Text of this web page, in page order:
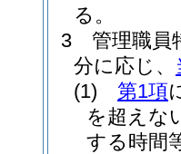
る。
3
管理職員
分に応じ、
(1)
第1項
を超えな
する時間